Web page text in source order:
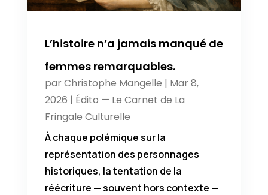
L’histoire n’a jamais manqué de
femmes remarquables.
par Christophe Mangelle | Mar 8,
2026 | Édito — Le Carnet de La
Fringale Culturelle
À chaque polémique sur la
représentation des personnages
historiques, la tentation de la
réécriture — souvent hors contexte —